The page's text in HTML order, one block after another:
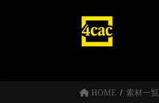
HOME 素材一覧